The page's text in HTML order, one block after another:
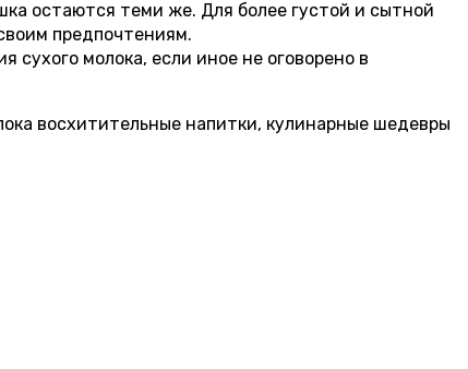
остаются теми же. Для более густой и сытной
предпочтениям.
молока, если иное не оговорено в
восхитительные напитки, кулинарные шедевры